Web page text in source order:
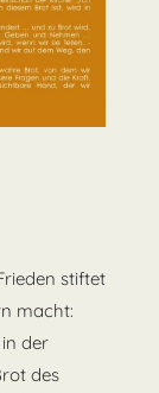
stiftet
macht:
der
des